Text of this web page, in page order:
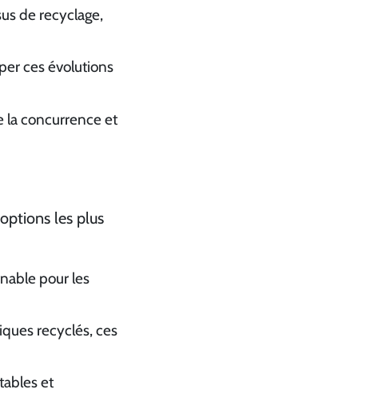
de recyclage,
ces évolutions
la concurrence et
les plus
pour les
recyclés, ces
et